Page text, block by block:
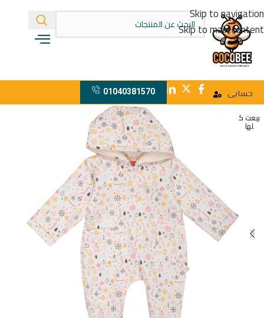
Skip to navigation
Skip to main content
حسابى 01040381570
بيعت ك
لها